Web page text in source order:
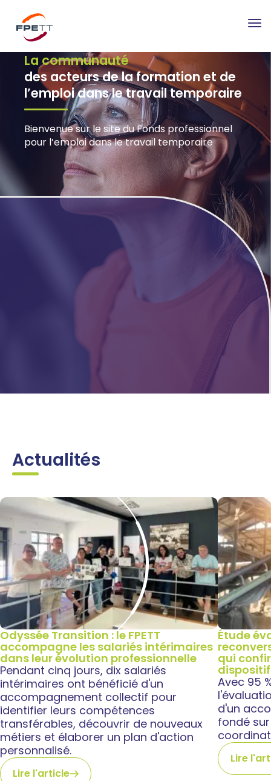
La communauté
des acteurs de la formation et de
l’emploi dans le travail temporaire
Bienvenue sur le site du Fonds professionnel
pour l’emploi dans le travail temporaire
Actualités
Odyssée Transition : le FPETT
accompagne les salariés intérimaires
dans leur évolution professionnelle
Pendant cinq jours, dix salariés
intérimaires ont bénéficié d'un
accompagnement collectif pour
identifier leurs compétences
transférables, découvrir de nouveaux
métiers et élaborer un plan d'action
personnalisé.
Lire l'article
Étude
qui
dispositif
Avec 95
d'un
fondé
Lire